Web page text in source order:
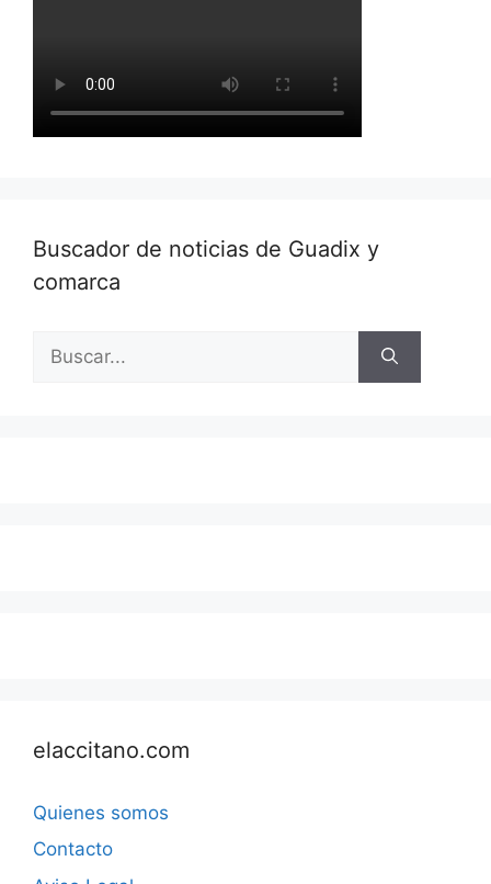
Buscador de noticias de Guadix y
comarca
elaccitano.com
Quienes somos
Contacto